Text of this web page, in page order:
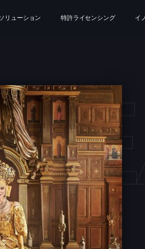
リューション 特許ライセンシング イ